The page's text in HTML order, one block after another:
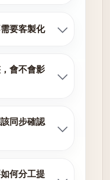
要客製化
會不會影
同步確認
何分工提